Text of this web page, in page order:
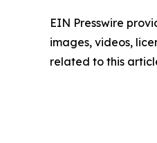
EIN Presswire
images, videos,
related to this